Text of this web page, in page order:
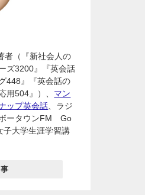
者（『新社会人の
ズ3200』『英会話
448』『英会話の
用504』）、 マン
ップ英会話 、ラジ
ータウンFM Go
子大学生涯学習講